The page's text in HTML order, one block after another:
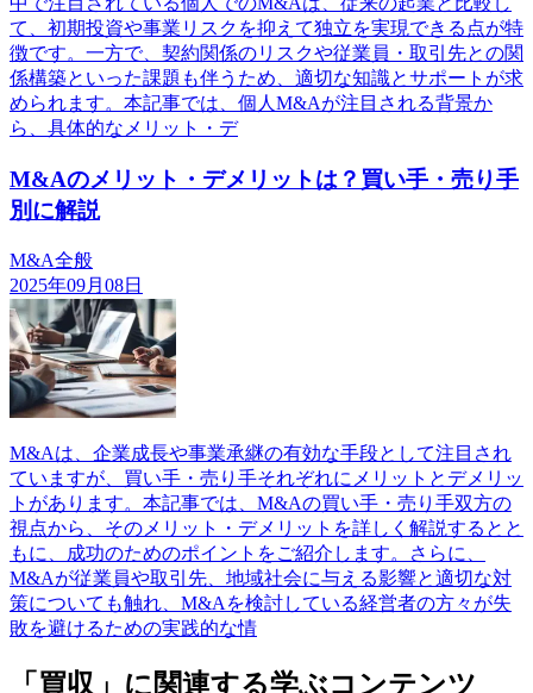
て、初期投資や事業リスクを抑えて独立を実現できる点が特
徴です。一方で、契約関係のリスクや従業員・取引先との関
係構築といった課題も伴うため、適切な知識とサポートが求
められます。本記事では、個人M&Aが注目される背景か
ら、具体的なメリット・デ
M&Aのメリット・デメリットは？買い手・売り手
別に解説
M&A全般
2025年09月08日
M&Aは、企業成長や事業承継の有効な手段として注目され
ていますが、買い手・売り手それぞれにメリットとデメリッ
トがあります。本記事では、M&Aの買い手・売り手双方の
視点から、そのメリット・デメリットを詳しく解説するとと
もに、成功のためのポイントをご紹介します。さらに、
M&Aが従業員や取引先、地域社会に与える影響と適切な対
策についても触れ、M&Aを検討している経営者の方々が失
敗を避けるための実践的な情
「買収」に関連する学ぶコンテンツ